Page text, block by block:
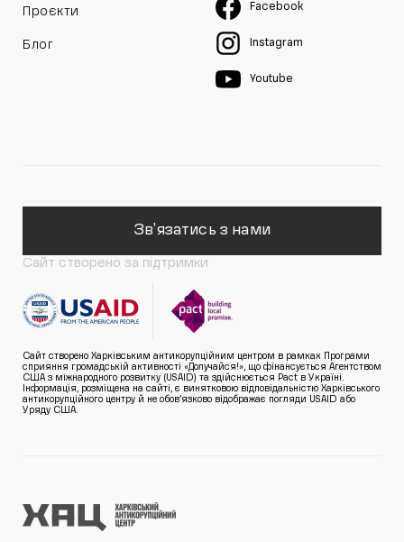
Проєкти
Блог
Facebook
Instagram
Youtube
Зв'язатись з нами
Сайт створено за підтримки
Сайт створено Харківським антикорупційним центром в рамках Програми
сприяння громадській активності «Долучайся!», що фінансується Агентством
США з міжнародного розвитку (USAID) та здійснюється Pact в Україні.
Інформація, розміщена на сайті, є винятковою відповідальністю Харківського
антикорупційного центру й не обов’язково відображає погляди USAID або
Уряду США.